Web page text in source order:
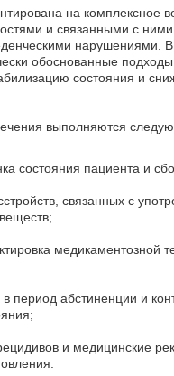
на комплексное
и связанными с ними
нарушениями.
обоснованные подходы,
состояния и
выполняются
состояния пациента и
связанных с
медикаментозной
период абстиненции и
и медицинские